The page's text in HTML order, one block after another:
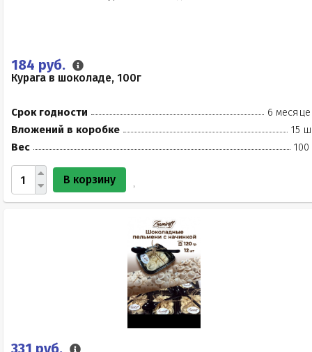
184 руб.
Курага в шоколаде, 100г
Срок годности
6
Вложений в коробке
15
Вес
100
В корзину
331 руб.